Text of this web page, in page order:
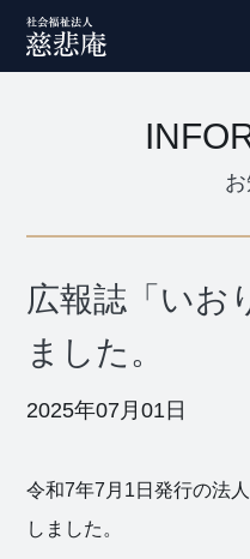
広報誌「いお
ました。
2025年07月01日
令和7年7月1日発行の法
しました。